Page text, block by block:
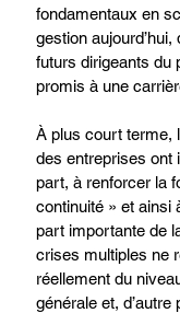
fondamentaux en
gestion aujourd’hui,
futurs dirigeants du
promis à une
À plus court terme,
des entreprises ont
part, à renforcer la
continuité » et ainsi
part importante de
crises multiples ne
réellement du
générale et,